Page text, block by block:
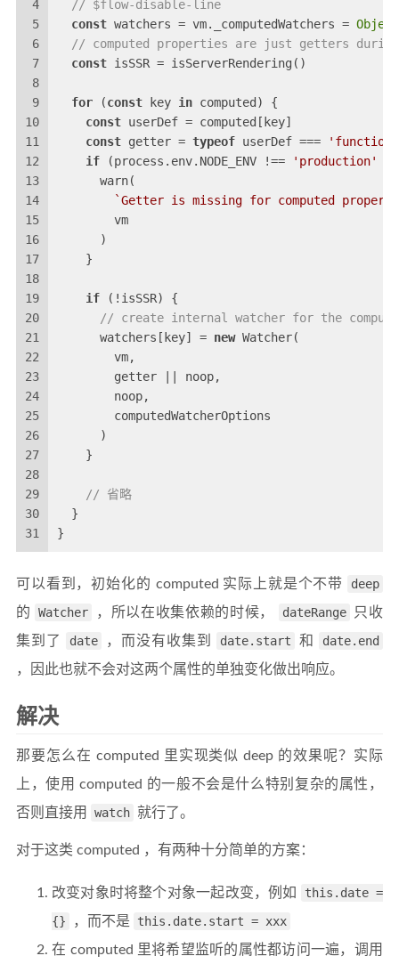
4
5
6
7
8
9
10
11
12
13
14
15
16
17
18
19
20
21
22
23
24
25
26
27
28
29
30
31
// $flow-disable-line
const watchers = vm._computedWatchers = Object
// computed properties are just getters during
const isSSR = isServerRendering()
for (const key in computed) {
const userDef = computed[key]
const getter = typeof userDef ===
'function'
if (process.env.NODE_ENV !== 'production'
      warn(
`Getter is missing for computed
        vm
      )
    }
if (!isSSR) {
// create internal watcher for the
      watchers[key] =
new Watcher(
        vm,
        getter || noop,
        noop,
        computedWatcherOptions
      )
    }
// 省略
  }
}
可以看到，初始化的 computed 实际上就是个不带
deep
的
Watcher ，所以在收集依赖的时候， dateRange
只收
集到了
date ，而没有收集到 date.start 和
date.end
，因此也就不会对这两个属性的单独变化做出响应。
解决
那要怎么在 computed 里实现类似 deep 的效果呢？实际
上，使用 computed 的一般不会是什么特别复杂的属性，
否则直接用
watch 就行了。
对于这类 computed ，有两种十分简单的方案：
改变对象时将整个对象一起改变，例如
this.date =
{}
，而不是
this.date.start = xxx
在 computed 里将希望监听的属性都访问一遍，调用